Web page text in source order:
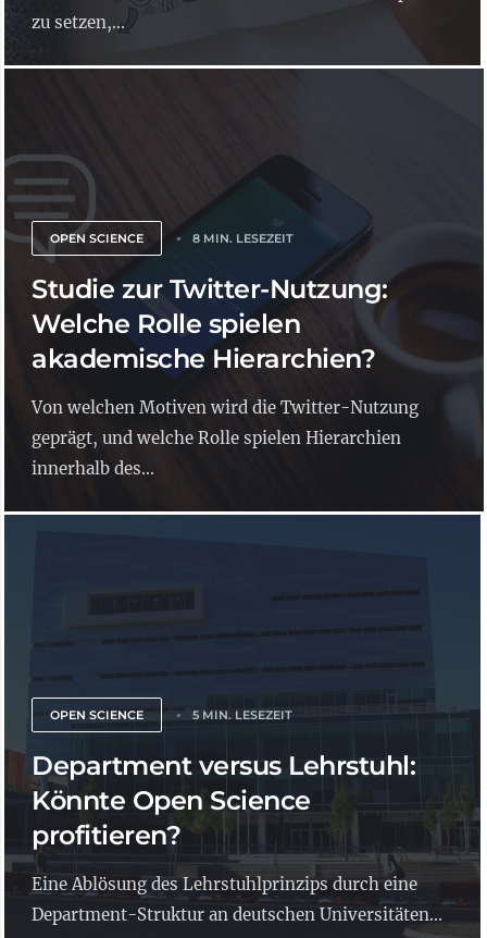
zu setzen,...
OPEN SCIENCE 8 MIN. LESEZEIT
Studie zur Twitter-Nutzung:
Welche Rolle spielen
akademische Hierarchien?
Von welchen Motiven wird die Twitter-Nutzung
geprägt, und welche Rolle spielen Hierarchien
innerhalb des...
OPEN SCIENCE 5 MIN. LESEZEIT
Department versus Lehrstuhl:
Könnte Open Science
profitieren?
Eine Ablösung des Lehrstuhlprinzips durch eine
Department-Struktur an deutschen Universitäten...